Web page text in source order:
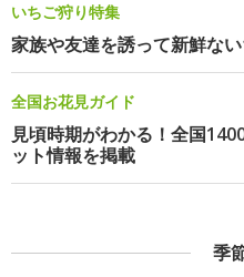
いちご狩り特集
家族や友達を誘って新鮮な
全国お花見ガイド
見頃時期がわかる！全国
ット情報を掲載
季